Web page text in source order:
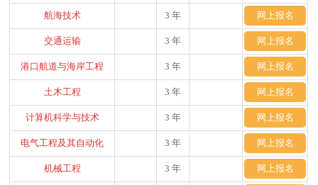
航海技术 3 年 网上报名
交通运输 3 年 网上报名
港口航道与海岸工程 3 年 网上报名
土木工程 3 年 网上报名
计算机科学与技术 3 年 网上报名
电气工程及其自动化 3 年 网上报名
机械工程 3 年 网上报名